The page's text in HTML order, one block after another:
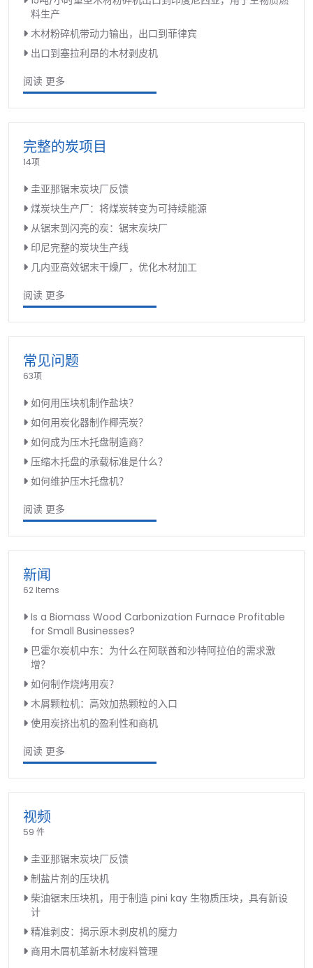
料生产
木材粉碎机带动力输出，出口到菲律宾
出口到塞拉利昂的木材剥皮机
阅读 更多
完整的炭项目
14项
圭亚那锯末炭块厂反馈
煤炭块生产厂：将煤炭转变为可持续能源
从锯末到闪亮的炭：锯末炭块厂
印尼完整的炭块生产线
几内亚高效锯末干燥厂，优化木材加工
阅读 更多
常见问题
63项
如何用压块机制作盐块？
如何用炭化器制作椰壳炭？
如何成为压木托盘制造商？
压缩木托盘的承载标准是什么？
如何维护压木托盘机？
阅读 更多
新闻
62 Items
Is a Biomass Wood Carbonization Furnace Profitable
for Small Businesses?
巴霍尔炭机中东：为什么在阿联酋和沙特阿拉伯的需求激
增？
如何制作烧烤用炭？
木屑颗粒机：高效加热颗粒的入口
使用炭挤出机的盈利性和商机
阅读 更多
视频
59 件
圭亚那锯末炭块厂反馈
制盐片剂的压块机
柴油锯末压块机，用于制造 pini kay 生物质压块，具有新设
计
精准剥皮：揭示原木剥皮机的魔力
商用木屑机革新木材废料管理